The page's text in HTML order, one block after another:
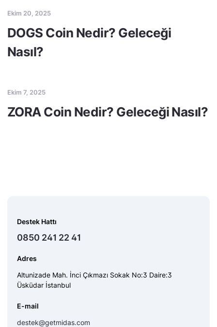
Ekim 20, 2025
DOGS Coin Nedir? Geleceği
Nasıl?
Ekim 7, 2025
ZORA Coin Nedir? Geleceği Nasıl?
Destek Hattı
0850 241 22 41
Adres
Altunizade Mah. İnci Çıkmazı Sokak No:3 Daire:3
Üsküdar İstanbul
E-mail
destek@getmidas.com